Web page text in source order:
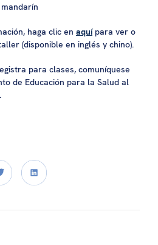
haga clic en aquípara ver o
(disponible en inglés y chino).
para clases, comuníquese
de Educación para la Salud al